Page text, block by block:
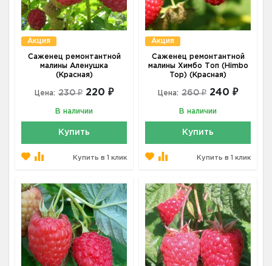
Акция
Саженец ремонтантной
малины Аленушка
(Красная)
Цена: 230 ₽ 220 ₽
В наличии
Купить
Купить в 1 клик
Акция
Саженец ремонтантной
малины Химбо Топ (Himbo
Top) (Красная)
Цена: 260 ₽ 240 ₽
В наличии
Купить
Купить в 1 клик